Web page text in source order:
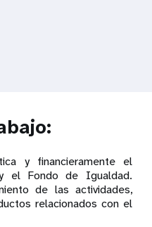
y financieramente el
el Fondo de Igualdad.
de las actividades,
relacionados con el